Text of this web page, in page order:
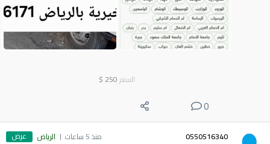
السعر 250
$
0
0550516340 منذ 5 ساعات الرياض عرض